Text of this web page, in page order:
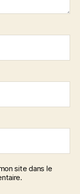
site dans le